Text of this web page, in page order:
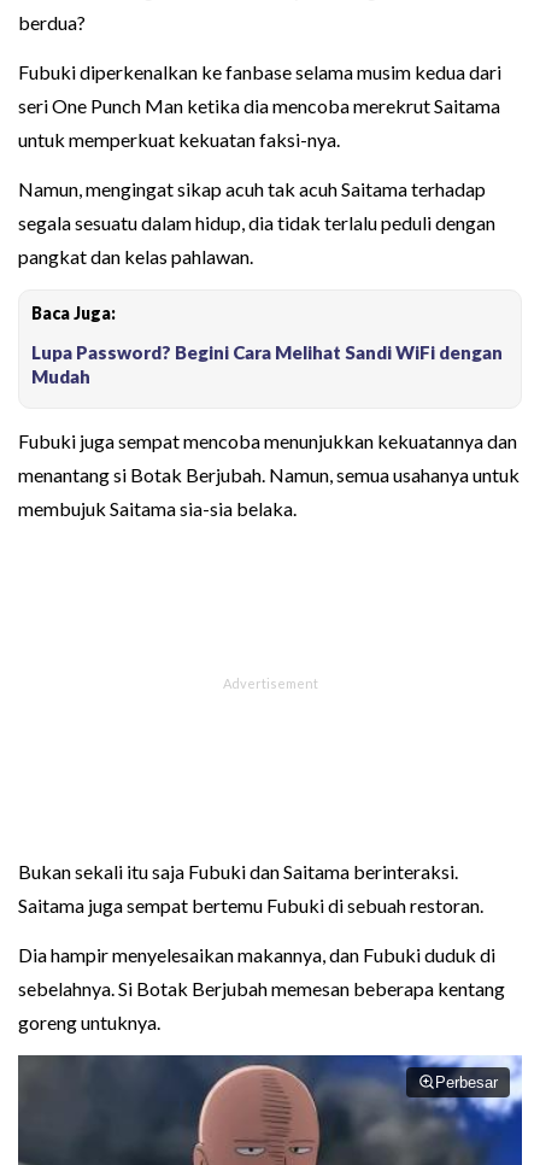
berdua?
Fubuki diperkenalkan ke fanbase selama musim kedua dari
seri One Punch Man ketika dia mencoba merekrut Saitama
untuk memperkuat kekuatan faksi-nya.
Namun, mengingat sikap acuh tak acuh Saitama terhadap
segala sesuatu dalam hidup, dia tidak terlalu peduli dengan
pangkat dan kelas pahlawan.
Baca Juga:
Lupa Password? Begini Cara Melihat Sandi WiFi dengan
Mudah
Fubuki juga sempat mencoba menunjukkan kekuatannya dan
menantang si Botak Berjubah. Namun, semua usahanya untuk
membujuk Saitama sia-sia belaka.
Bukan sekali itu saja Fubuki dan Saitama berinteraksi.
Saitama juga sempat bertemu Fubuki di sebuah restoran.
Dia hampir menyelesaikan makannya, dan Fubuki duduk di
sebelahnya. Si Botak Berjubah memesan beberapa kentang
goreng untuknya.
Perbesar